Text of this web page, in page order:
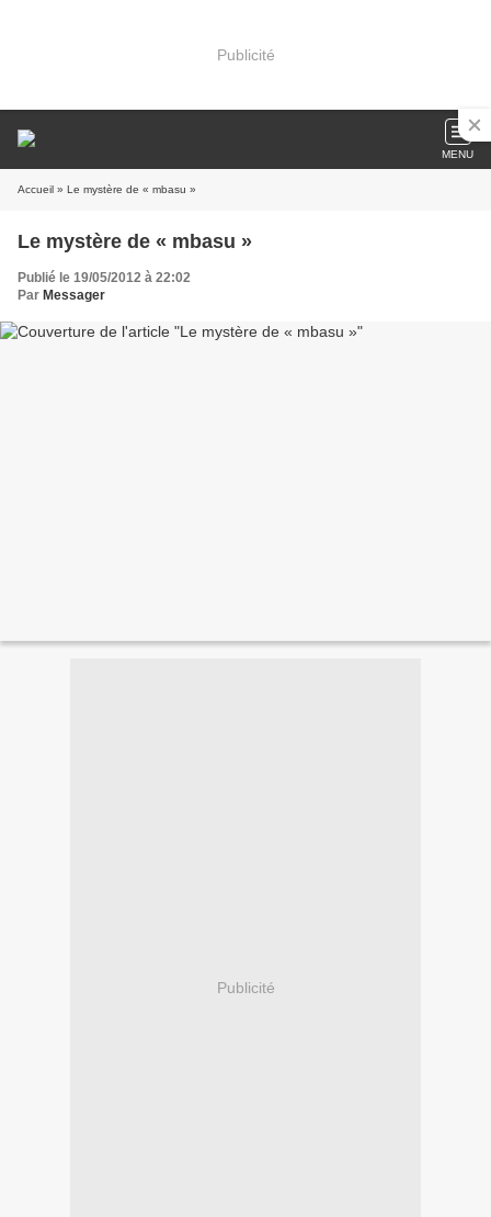
Publicité
MENU
Accueil » Le mystère de « mbasu »
Le mystère de « mbasu »
Publié le 19/05/2012 à 22:02
Par Messager
Publicité